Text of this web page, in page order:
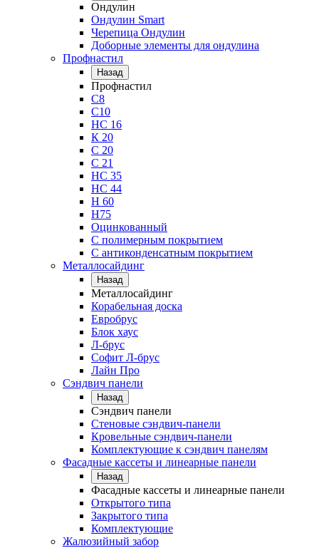
Ондулин
Ондулин Smart
Черепица Ондулин
Доборные элементы для ондулина
Профнастил
Назад
Профнастил
С8
С10
НС 16
К 20
С 20
С 21
НС 35
НС 44
Н 60
Н75
Оцинкованный
С полимерным покрытием
С антиконденсатным покрытием
Металлосайдинг
Назад
Металлосайдинг
Корабельная доска
Евробрус
Блок хаус
Л-брус
Софит Л-брус
Лайн Про
Сэндвич панели
Назад
Сэндвич панели
Стеновые сэндвич-панели
Кровельные сэндвич-панели
Комплектующие к сэндвич панелям
Фасадные кассеты и линеарные панели
Назад
Фасадные кассеты и линеарные панели
Открытого типа
Закрытого типа
Комплектующие
Жалюзийный забор